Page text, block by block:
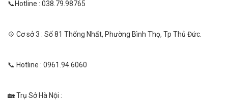
📞Hotline : 038.79.98765
💠 Cơ sở 3 : Số 81 Thống Nhất, Phường Bình Thọ, Tp Thủ Đức.
📞 Hotline : 0961.94.6060
🏡 Trụ Sở Hà Nội :